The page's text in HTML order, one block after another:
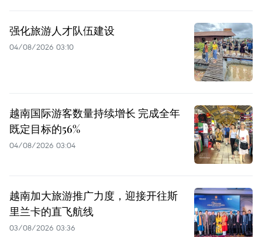
强化旅游人才队伍建设
04/08/2026 03:10
越南国际游客数量持续增长 完成全年
既定目标的56%
04/08/2026 03:04
越南加大旅游推广力度，迎接开往斯
里兰卡的直飞航线
03/08/2026 03:36